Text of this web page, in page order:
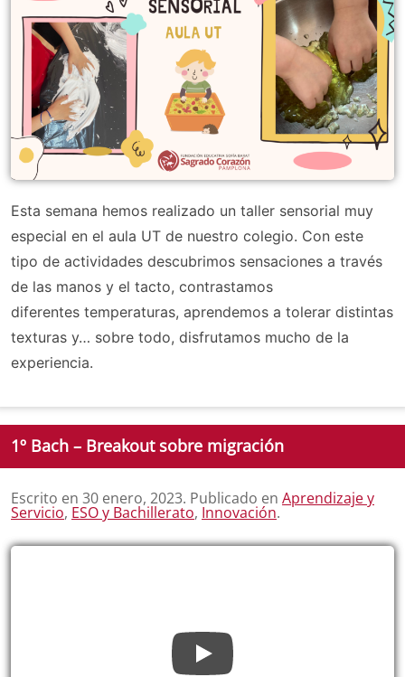
Esta semana hemos realizado un taller sensorial muy
especial en el aula UT de nuestro colegio. Con este
tipo de actividades descubrimos sensaciones a través
de las manos y el tacto, contrastamos
diferentes temperaturas, aprendemos a tolerar distintas
texturas y… sobre todo, disfrutamos mucho de la
experiencia.
1º Bach – Breakout sobre migración
Escrito en 30 enero, 2023. Publicado en Aprendizaje y
Servicio, ESO y Bachillerato, Innovación.